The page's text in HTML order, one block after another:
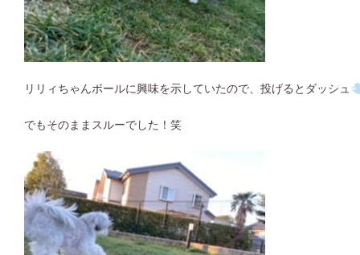
リリィちゃんボールに興味を示していたので、投げるとダッシュ
でもそのままスルーでした！笑